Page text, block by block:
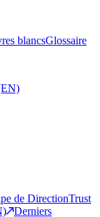
blancsGlossaire
de DirectionTrust
Derniers